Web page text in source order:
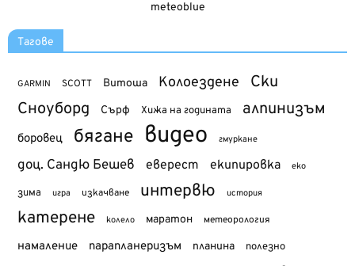
meteoblue
Тагове
GARMIN SCOTT Витоша Колоездене Ски
Сноуборд Сърф Хижа на годината алпинизъм
боровец бягане видео гмуркане
доц. Сандю Бешев еверест екипировка еко
зима игра изкачване интервю история
катерене колело маратон метеорология
намаление парапланеризъм планина полезно